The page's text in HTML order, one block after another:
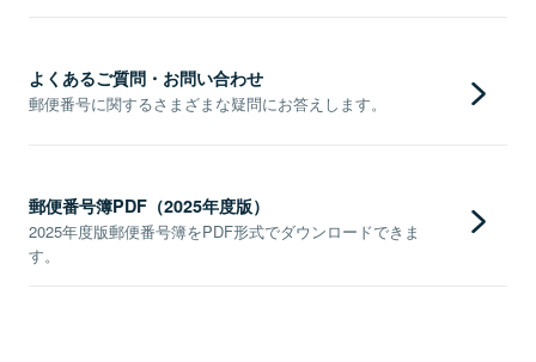
よくあるご質問・お問い合わせ
郵便番号に関するさまざまな疑問にお答えします。
郵便番号簿PDF（2025年度版）
2025年度版郵便番号簿をPDF形式でダウンロードできま
す。